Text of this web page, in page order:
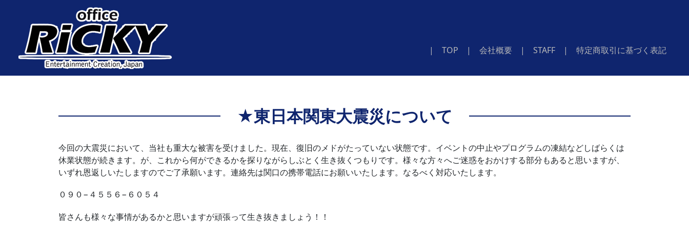
| TOP (current)
| 会社概要 | STAFF | 特定商取引に基づく表記
★東日本関東大震災について
今回の大震災において、当社も重大な被害を受けました。現在、復旧のメドがたっていない状態です。イベントの中止やプログラムの凍結などしばらくは
休業状態が続きます。が、これから何ができるかを探りながらしぶとく生き抜くつもりです。様々な方々へご迷惑をおかけする部分もあると思いますが、
いずれ恩返しいたしますのでご了承願います。連絡先は関口の携帯電話にお願いいたします。なるべく対応いたします。
０９０−４５５６−６０５４
皆さんも様々な事情があるかと思いますが頑張って生き抜きましょう！！